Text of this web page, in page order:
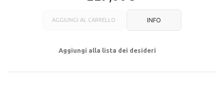
AGGIUNGI AL CARRELLO INFO
Aggiungi alla lista dei desideri